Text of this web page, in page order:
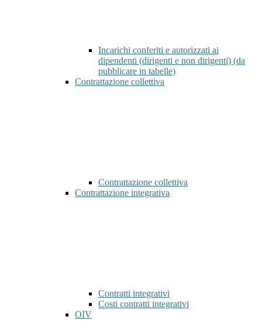
Incarichi conferiti e autorizzati ai
dipendenti (dirigenti e non dirigenti) (da
pubblicare in tabelle)
Contrattazione collettiva
Contrattazione collettiva
Contrattazione integrativa
Contratti integrativi
Costi contratti integrativi
OIV